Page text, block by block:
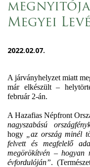
megnyitója
Megyei
2022.02.07.
A járványhelyzet miatt
már elkészült –
február 2-án.
A Hazafias Népfront
nagyszabású
hogy
„az ország minél
felvett és megfelelő
megörökítvén – hogyan
évfordulóján”.